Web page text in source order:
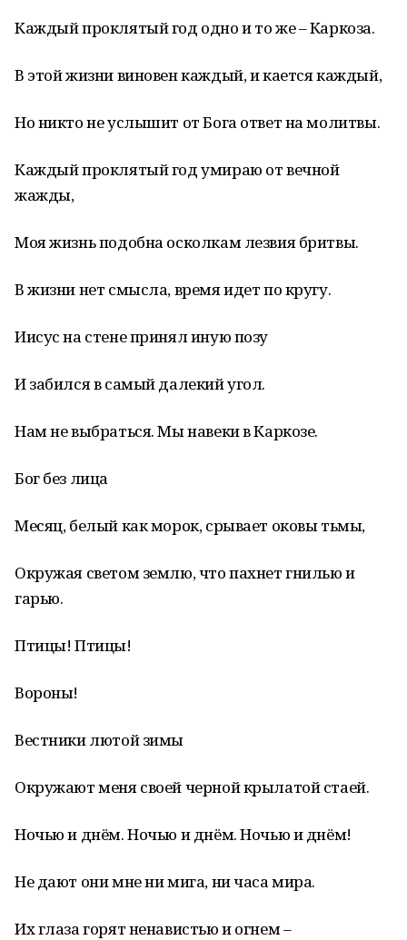
Каждый проклятый год одно и то же – Каркоза.
В этой жизни виновен каждый, и кается каждый,
Но никто не услышит от Бога ответ на молитвы.
Каждый проклятый год умираю от вечной
жажды,
Моя жизнь подобна осколкам лезвия бритвы.
В жизни нет смысла, время идет по кругу.
Иисус на стене принял иную позу
И забился в самый далекий угол.
Нам не выбраться. Мы навеки в Каркозе.
Бог без лица
Месяц, белый как морок, срывает оковы тьмы,
Окружая светом землю, что пахнет гнилью и
гарью.
Птицы! Птицы!
Вороны!
Вестники лютой зимы
Окружают меня своей черной крылатой стаей.
Ночью и днём. Ночью и днём. Ночью и днём!
Не дают они мне ни мига, ни часа мира.
Их глаза горят ненавистью и огнем –